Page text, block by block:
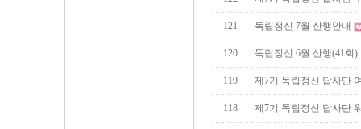
121 독립정신 7월 산행안내
120 독립정신 6월 산행(41회)
119 제7기 독립정신 답사단
118 제7기 독립정신 답사단